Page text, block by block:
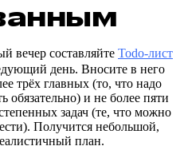
вечер составляйте Todo-лист
день. Вносите в него
трёх главных (то, что надо
обязательно) и не более пяти
задач (те, что можно
Получится небольшой,
план.